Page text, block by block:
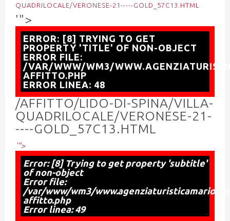
QUADRILOCALE/VERONESE-21-----GOLD_57C13.HTML
'">
ERROR: [8] TRYING TO GET
PROPERTY 'TITLE' OF NON-OBJECT
ERROR FILE:
/VAR/WWW/WM3/
AFFITTO.PHP
ERROR LINEA: 48
/AFFITTO/LIDO-DI-SPINA/VILLA-
QUADRILOCALE/VERONESE-21-
----GOLD_57C13.HTML
'">
Error: [8] Trying to get property 'subtitle'
of non-object
Error file:
/var/www/wm3/
affitto.php
Error linea: 49